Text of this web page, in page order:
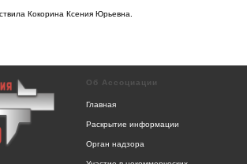
Кокорина Ксения Юрьевна.
Об Ассоциации
Главная
Раскрытие информации
Орган надзора